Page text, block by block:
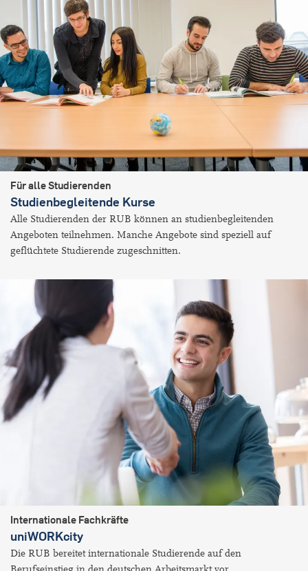
Für alle Studierenden
Studienbegleitende Kurse
Alle Studierenden der RUB können an studienbegleitenden
Angeboten teilnehmen. Manche Angebote sind speziell auf
geflüchtete Studierende zugeschnitten.
Internationale Fachkräfte
uniWORKcity
Die RUB bereitet internationale Studierende auf den